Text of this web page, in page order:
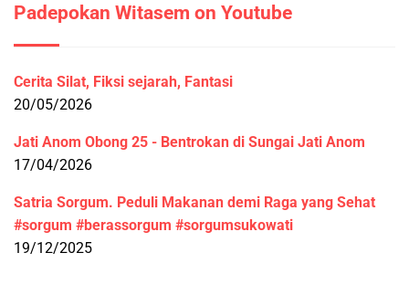
Padepokan Witasem on Youtube
Cerita Silat, Fiksi sejarah, Fantasi
20/05/2026
Jati Anom Obong 25 - Bentrokan di Sungai Jati Anom
17/04/2026
Satria Sorgum. Peduli Makanan demi Raga yang Sehat
#sorgum #berassorgum #sorgumsukowati
19/12/2025